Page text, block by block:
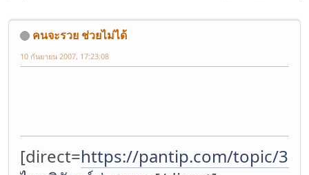
คนจะรวย ช่วยไม่ได้
10 กันยายน 2007, 17:23:08
[direct=https://pantip.com/topic/